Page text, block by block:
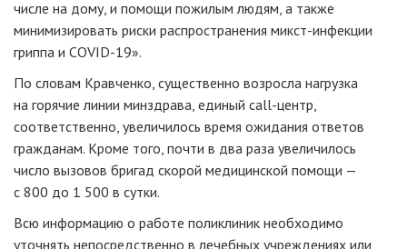
числе на дому, и помощи пожилым людям, а также
минимизировать риски распространения микст-инфекции
гриппа и COVID-19».
По словам Кравченко, существенно возросла нагрузка
на горячие линии минздрава, единый call-центр,
соответственно, увеличилось время ожидания ответов
гражданам. Кроме того, почти в два раза увеличилось
число вызовов бригад скорой медицинской помощи —
с 800 до 1 500 в сутки.
Всю информацию о работе поликлиник необходимо
уточнять непосредственно в лечебных учреждениях или